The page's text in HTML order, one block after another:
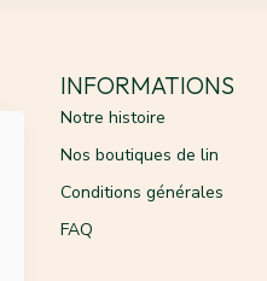
INFORMATIONS
Notre histoire
Nos boutiques de lin
Conditions générales
FAQ